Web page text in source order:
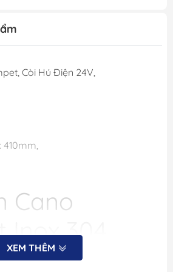
Còi Hú Điện 24V,
410mm,
Cano
Inox 304
Thanh
XEM THÊM